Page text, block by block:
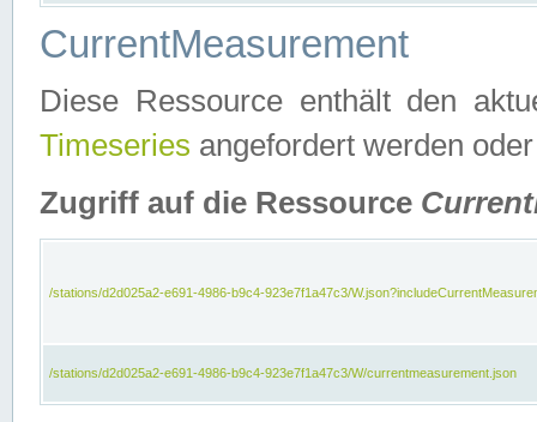
CurrentMeasurement
Diese Ressource enthält den
Timeseries angefordert werden
Zugriff auf die Ressource
/stations/d2d025a2-e691-4986-b9c4-923e7f1a47c3/
/stations/d2d025a2-e691-4986-b9c4-923e7f1a47c3/W/currentmeasurement.json